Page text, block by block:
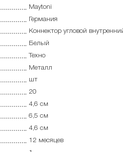
Maytoni
Германия
Коннектор угловой
Белый
Техно
Металл
шт
20
4,6 см
6,5 см
4,6 см
12 месяцев